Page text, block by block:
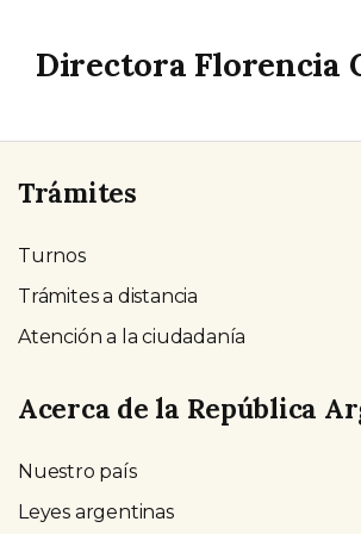
Directora Florencia
Trámites
Turnos
Trámites a distancia
Atención a la ciudadanía
Acerca de la República
Nuestro país
Leyes argentinas